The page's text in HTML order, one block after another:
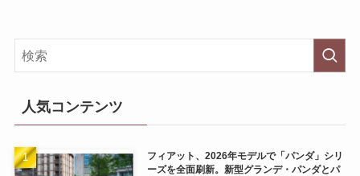
人気コンテンツ
フィアット、2026年モデルで「パンダ」シリ
ーズを全面刷新。新型グランデ・パンダとパ